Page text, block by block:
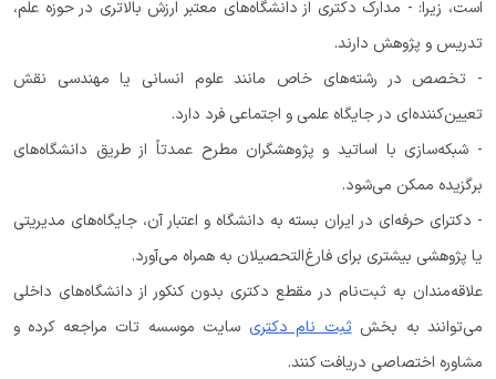
است، زیرا: - مدارک دکتری از دانشگاه‌های معتبر ارزش بالاتری در حوزه علم،
تدریس و پژوهش دارند.
- تخصص در رشته‌های خاص مانند علوم انسانی یا مهندسی نقش
تعیین‌کننده‌ای در جایگاه علمی و اجتماعی فرد دارد.
- شبکه‌سازی با اساتید و پژوهشگران مطرح عمدتاً از طریق دانشگاه‌های
برگزیده ممکن می‌شود.
- دکترای حرفه‌ای در ایران بسته به دانشگاه و اعتبار آن، جایگاه‌های مدیریتی
یا پژوهشی بیشتری برای فارغ‌التحصیلان به همراه می‌آورد.
علاقه‌مندان به ثبت‌نام در مقطع دکتری بدون کنکور از دانشگاه‌های داخلی
می‌توانند به بخشثبت نام دکتری سایت موسسه تات مراجعه کرده و
مشاوره اختصاصی دریافت کنند.